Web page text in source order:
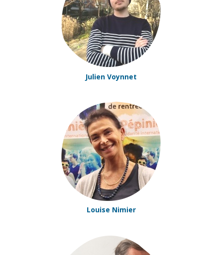
Julien Voynnet
Louise Nimier